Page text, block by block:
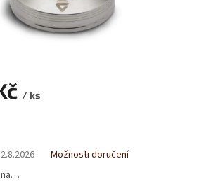
/ ks
Možnosti doručení